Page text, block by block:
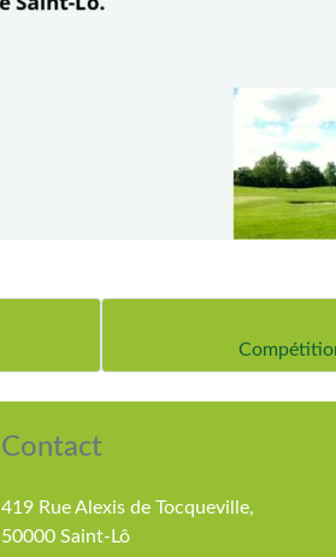
Contact
419 Rue Alexis de Tocqueville,
50000 Saint-Lô